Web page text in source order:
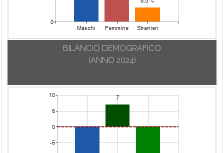
BILANCIO DEMOGRAFICO
(ANNO 2024)